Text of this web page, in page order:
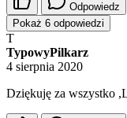
Odpowiedz
Pokaż 6 odpowiedzi
T
TypowyPilkarz
4 sierpnia 2020
Dziękuję za wszystko